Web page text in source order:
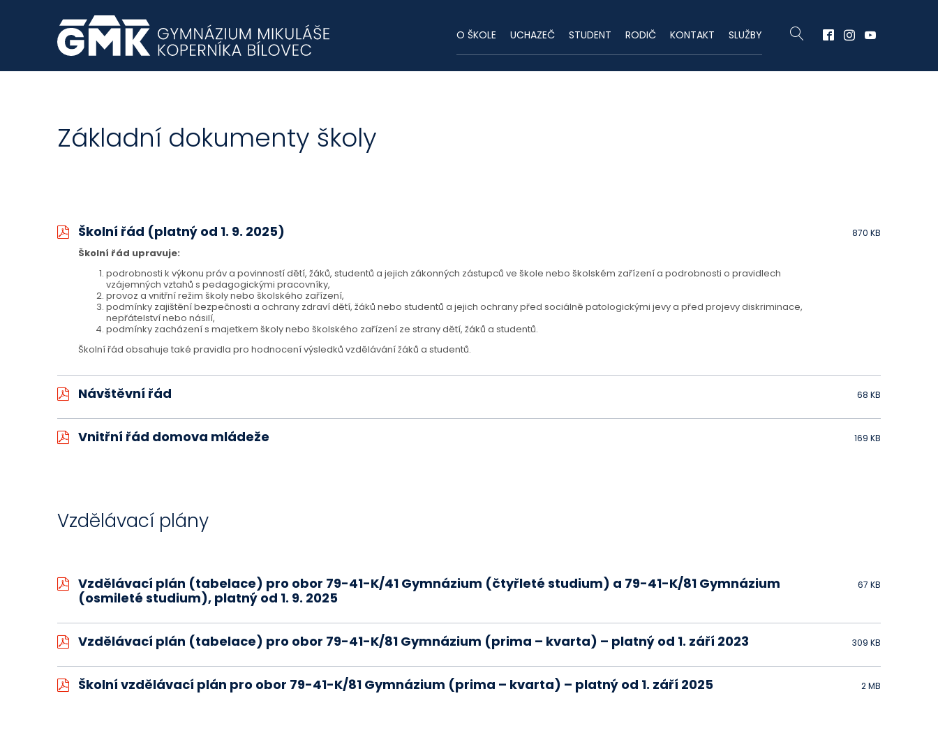
O ŠKOLE UCHAZEČ STUDENT RODIČ KONTAKT SLUŽBY
Základní dokumenty školy
870 KB
Školní řád (platný od 1. 9. 2025)
Školní řád upravuje:
podrobnosti k výkonu práv a povinností dětí, žáků, studentů a jejich zákonných zástupců ve škole nebo školském zařízení a podrobnosti o pravidlech
vzájemných vztahů s pedagogickými pracovníky,
provoz a vnitřní režim školy nebo školského zařízení,
podmínky zajištění bezpečnosti a ochrany zdraví dětí, žáků nebo studentů a jejich ochrany před sociálně patologickými jevy a před projevy diskriminace,
nepřátelství nebo násilí,
podmínky zacházení s majetkem školy nebo školského zařízení ze strany dětí, žáků a studentů.
Školní řád obsahuje také pravidla pro hodnocení výsledků vzdělávání žáků a studentů.
68 KB
Návštěvní řád
169 KB
Vnitřní řád domova mládeže
Vzdělávací plány
67 KB
Vzdělávací plán (tabelace) pro obor 79-41-K/41 Gymnázium (čtyřleté studium) a 79-41-K/81 Gymnázium
(osmileté studium), platný od 1. 9. 2025
309 KB
Vzdělávací plán (tabelace) pro obor 79-41-K/81 Gymnázium (prima – kvarta) – platný od 1. září 2023
2 MB
Školní vzdělávací plán pro obor 79-41-K/81 Gymnázium (prima – kvarta) – platný od 1. září 2025